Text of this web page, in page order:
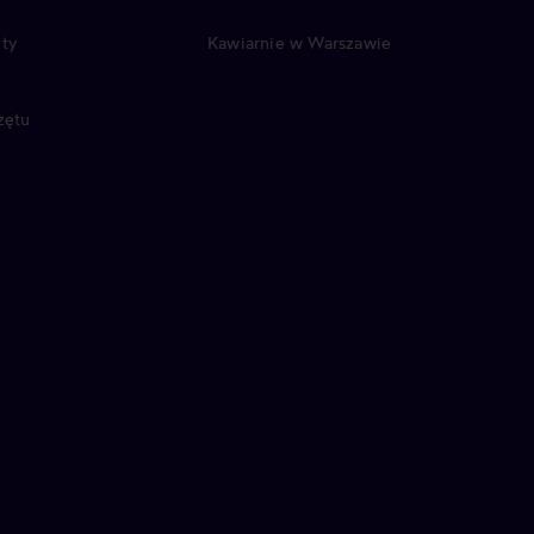
Kawiarnie w Warszawie